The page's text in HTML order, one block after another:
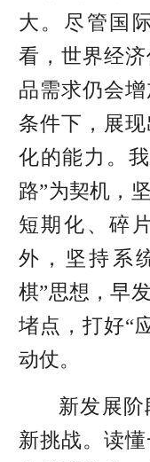
大。尽管国
看，世界经
品需求仍会
条件下，展
化的能力。
路”为契机，
短期化、碎
外，坚持系
棋”思想，早
堵点，打好“
动仗。
新发展
新挑战。读